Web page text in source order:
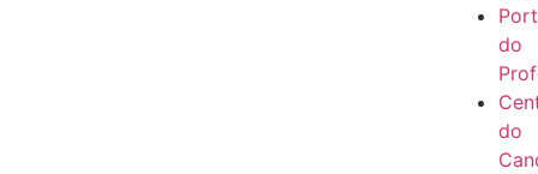
do
do